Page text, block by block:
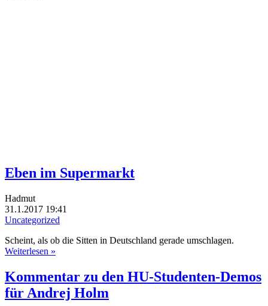
Eben im Supermarkt
Hadmut
31.1.2017 19:41
Uncategorized
Scheint, als ob die Sitten in Deutschland gerade umschlagen.
Weiterlesen »
Kommentar zu den HU-Studenten-Demos
für Andrej Holm